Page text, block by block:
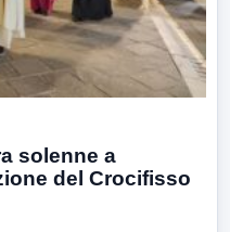
solenne a
del Crocifisso